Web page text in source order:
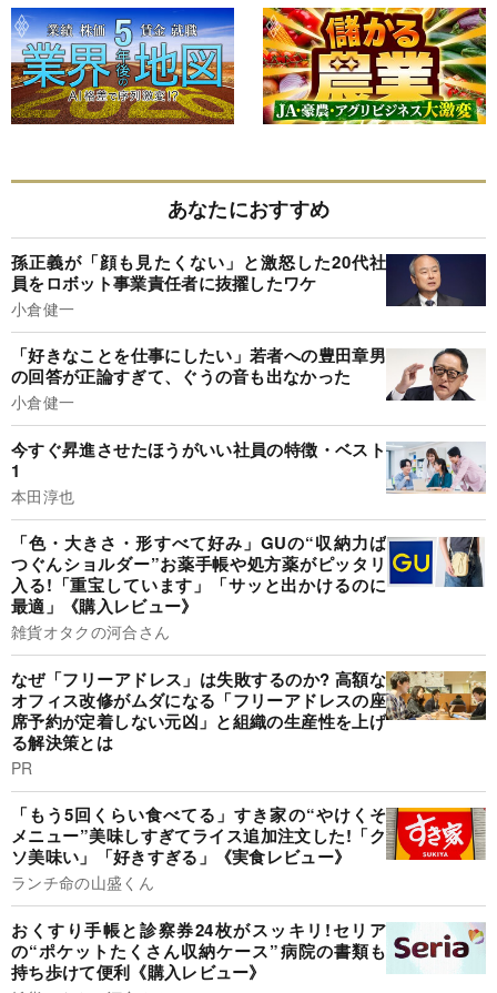
あなたにおすすめ
孫正義が「顔も見たくない」と激怒した20代社
員をロボット事業責任者に抜擢したワケ
小倉健一
「好きなことを仕事にしたい」若者への豊田章男
の回答が正論すぎて、ぐうの音も出なかった
小倉健一
今すぐ昇進させたほうがいい社員の特徴・ベスト
1
本田淳也
「色・大きさ・形すべて好み」GUの“収納力ば
つぐんショルダー”お薬手帳や処方薬がピッタリ
入る!「重宝しています」「サッと出かけるのに
最適」《購入レビュー》
雑貨オタクの河合さん
なぜ「フリーアドレス」は失敗するのか? 高額な
オフィス改修がムダになる「フリーアドレスの座
席予約が定着しない元凶」と組織の生産性を上げ
る解決策とは
PR
「もう5回くらい食べてる」すき家の“やけくそ
メニュー”美味しすぎてライス追加注文した!「ク
ソ美味い」「好きすぎる」《実食レビュー》
ランチ命の山盛くん
おくすり手帳と診察券24枚がスッキリ!セリア
の“ポケットたくさん収納ケース”病院の書類も
持ち歩けて便利《購入レビュー》